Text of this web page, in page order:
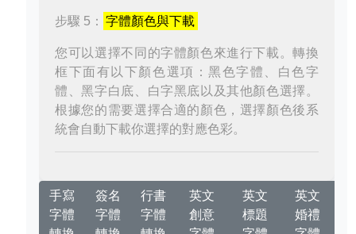
步驟 5： 字體顏色與下載
您可以選擇不同的字體顏色來進行下載。轉換
框下面有以下顏色選項：黑色字體、白色字
體、黑字白底、白字黑底以及其他顏色選擇。
根據您的需要選擇合適的顏色，選擇顏色後系
統會自動下載你選擇的對應色彩。
手寫
字體
簽名
字體
行書
字體
英文
創意
英文
標題
英文
婚禮